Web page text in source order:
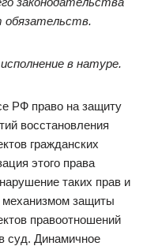
в натуре.
РФ право на защиту
восстановления
гражданских
этого права
таких прав и
защиты
правоотношений
суд. Динамичное